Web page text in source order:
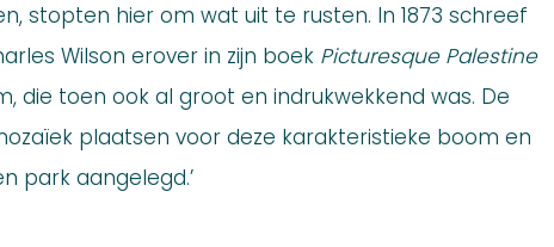
stopten hier om wat uit te rusten. In 1873 schreef
Wilson erover in zijn boek Picturesque Palestine
die toen ook al groot en indrukwekkend was. De
plaatsen voor deze karakteristieke boom en
park aangelegd.’